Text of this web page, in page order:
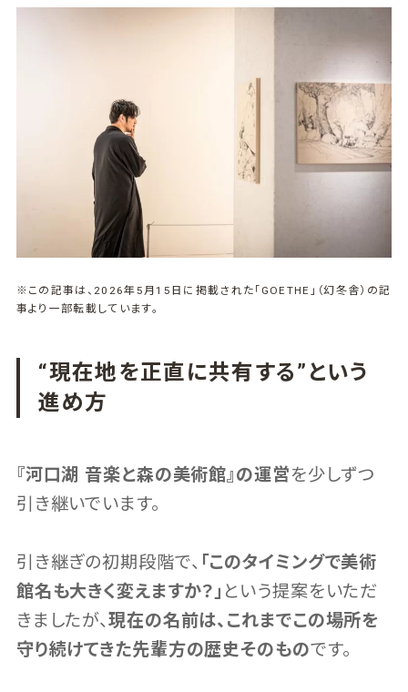
※この記事は、2026年5月15日に掲載された「GOETHE」（幻冬舎）の記
事より一部転載しています。
“現在地を正直に共有する”という
進め方
『河口湖 音楽と森の美術館』の運営を少しずつ
引き継いでいます。
引き継ぎの初期段階で、 「このタイミングで美術
館名も大きく変えますか？」 という提案をいただ
きましたが、現在の名前は、これまでこの場所を
守り続けてきた先輩方の歴史そのものです。